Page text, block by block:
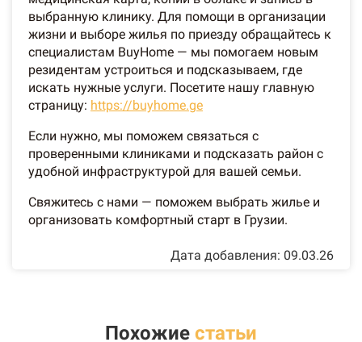
выбранную клинику. Для помощи в организации
жизни и выборе жилья по приезду обращайтесь к
специалистам BuyHome — мы помогаем новым
резидентам устроиться и подсказываем, где
искать нужные услуги. Посетите нашу главную
страницу: https://buyhome.ge
Если нужно, мы поможем связаться с
проверенными клиниками и подсказать район с
удобной инфраструктурой для вашей семьи.
Свяжитесь с нами — поможем выбрать жилье и
организовать комфортный старт в Грузии.
Дата добавления: 09.03.26
Похожие статьи